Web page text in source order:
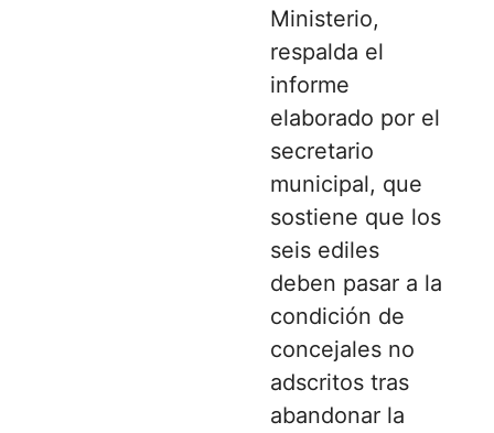
Ministerio,
respalda el
informe
elaborado por el
secretario
municipal, que
sostiene que los
seis ediles
deben pasar a la
condición de
concejales no
adscritos tras
abandonar la